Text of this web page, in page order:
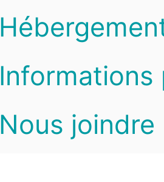
Informations
Nous joindre